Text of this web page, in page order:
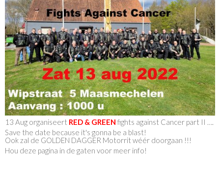
13 Aug organiseert RED & GREEN fights against Cancer part II ….
Save the date because it's gonna be a blast!
Ook zal de GOLDEN DAGGER Motorrit wéér doorgaan !!!
Hou deze pagina in de gaten voor meer info!